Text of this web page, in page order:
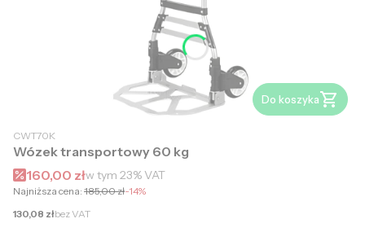
Do koszyka
CWT70K
Wózek transportowy 60 kg
Cena promocyjna brutto
160,00 złw tym 23%VAT
Najniższa cena: 185,00 zł-14%
Cena netto
130,08 złbez VAT